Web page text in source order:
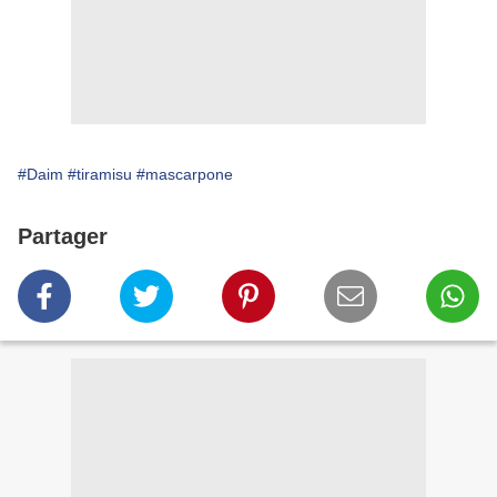
#Daim #tiramisu #mascarpone
Partager